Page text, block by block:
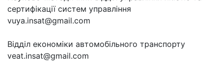
сертифікації систем управління
vuya.insat@gmail.com
Відділ економіки автомобільного транспорту
veat.insat@gmail.com